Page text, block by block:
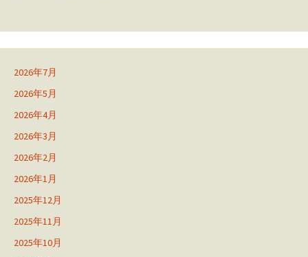
2026年7月
2026年5月
2026年4月
2026年3月
2026年2月
2026年1月
2025年12月
2025年11月
2025年10月